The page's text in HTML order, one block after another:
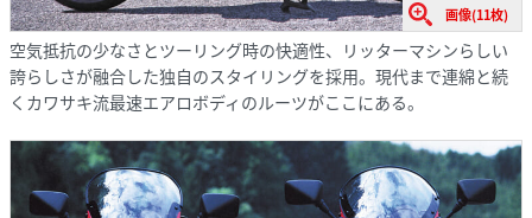
画像(11枚)
空気抵抗の少なさとツーリング時の快適性、リッターマシンらしい
誇らしさが融合した独自のスタイリングを採用。現代まで連綿と続
くカワサキ流最速エアロボディのルーツがここにある。